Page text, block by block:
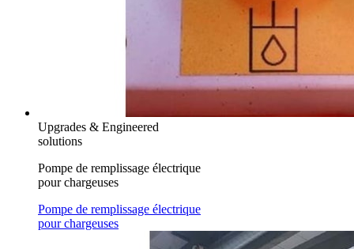
Upgrades & Engineered
solutions
Pompe de remplissage électrique
pour chargeuses
Pompe de remplissage électrique
pour chargeuses